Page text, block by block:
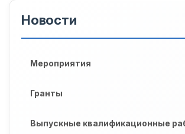
Новости
Мероприятия
Гранты
Выпускные квалификационные